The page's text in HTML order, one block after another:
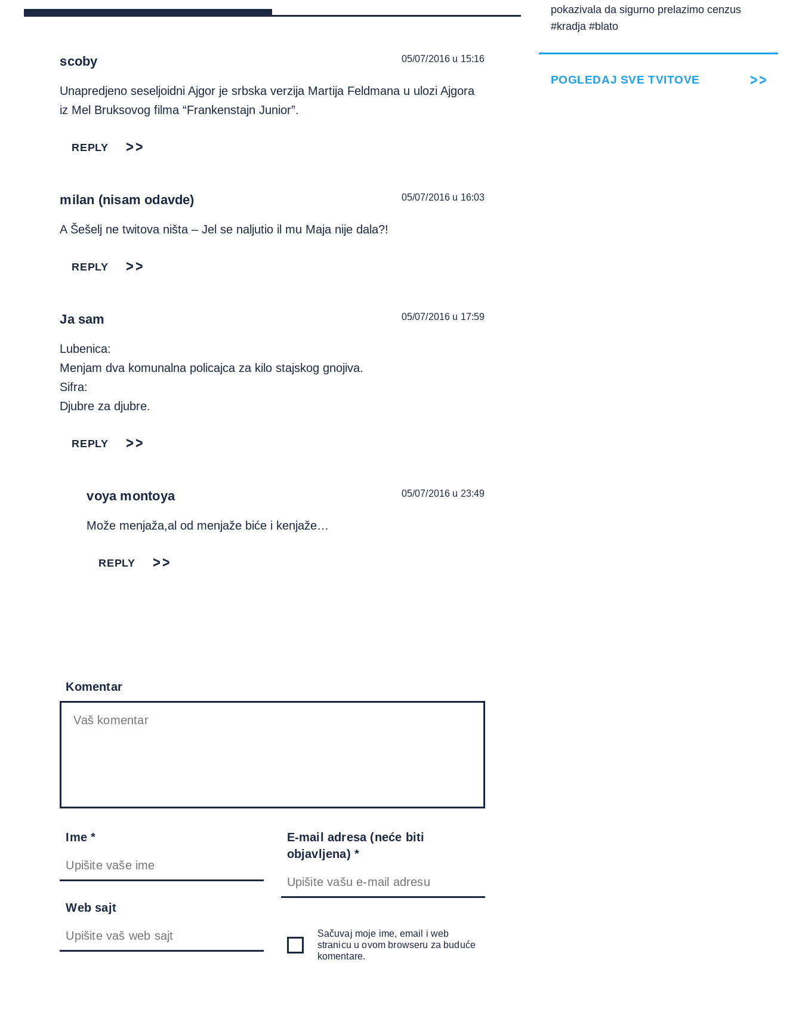
scoby 05/07/2016 u 15:16
Unapredjeno seseljoidni Ajgor je srbska verzija Martija Feldmana u ulozi Ajgora
iz Mel Bruksovog filma “Frankenstajn Junior”.
REPLY
milan (nisam odavde) 05/07/2016 u 16:03
A Šešelj ne twitova ništa – Jel se naljutio il mu Maja nije dala?!
REPLY
Ja sam 05/07/2016 u 17:59
Lubenica:
Menjam dva komunalna policajca za kilo stajskog gnojiva.
Sifra:
Djubre za djubre.
REPLY
voya montoya 05/07/2016 u 23:49
Može menjaža,al od menjaže biće i kenjaže…
REPLY
Komentar
Ime *
E-mail adresa (neće biti
objavljena) *
Web sajt
Sačuvaj moje ime, email i web
stranicu u ovom browseru za buduće
komentare.
pokazivala da sigurno prelazimo cenzus
#kradja #blato
POGLEDAJ SVE TVITOVE